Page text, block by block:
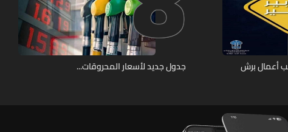
أعمال برش
جدول جديد لأسعار المحروقات...